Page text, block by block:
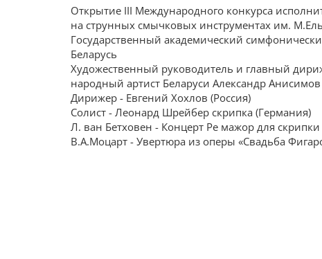
Открытие III Международного конкурса
на струнных смычковых инструментах им.
Государственный академический
Беларусь
Художественный руководитель и главный
народный артист Беларуси Александр Анисимов
Дирижер - Евгений Хохлов (Россия)
Солист - Леонард Шрейбер скрипка (Германия)
Л. ван Бетховен - Концерт Ре мажор для скрипки
В.А.Моцарт - Увертюра из оперы «Свадьба